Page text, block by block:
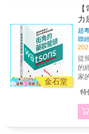
險
家
變
本
不
堅持。 雷‧克洛克的
狀
對
偷
的開始。 如
下
可
醫
島
供
即
及世界
█ 精選商品
來
藥
臣
提
金石堂
力
趙
聯
從
的經營DNA
家
妝店？ & ★第一
開零
特